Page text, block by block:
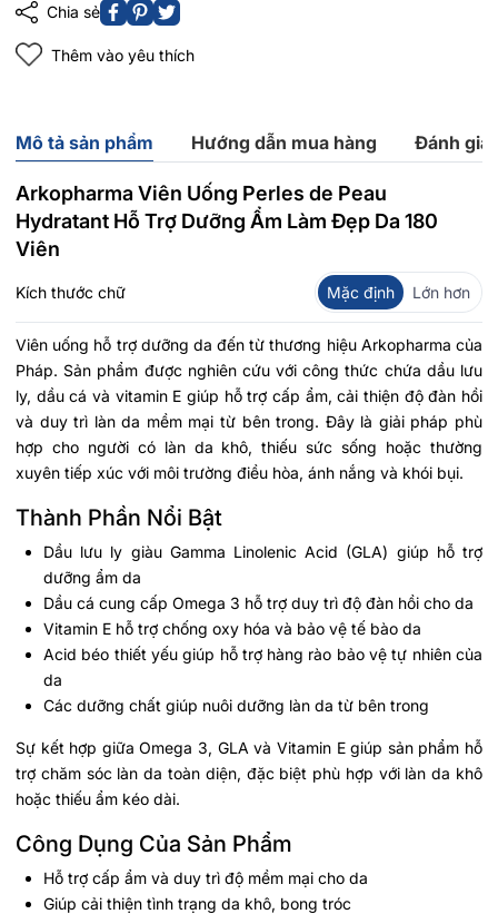
Chia sẻ
Thêm vào yêu thích
Mô tả sản phẩm Hướng dẫn mua hàng Đánh giá
Arkopharma Viên Uống Perles de Peau
Hydratant Hỗ Trợ Dưỡng Ẩm Làm Đẹp Da 180
Viên
Kích thước chữ Mặc định Lớn hơn
Viên uống hỗ trợ dưỡng da đến từ thương hiệu Arkopharma của
Pháp. Sản phẩm được nghiên cứu với công thức chứa dầu lưu
ly, dầu cá và vitamin E giúp hỗ trợ cấp ẩm, cải thiện độ đàn hồi
và duy trì làn da mềm mại từ bên trong. Đây là giải pháp phù
hợp cho người có làn da khô, thiếu sức sống hoặc thường
xuyên tiếp xúc với môi trường điều hòa, ánh nắng và khói bụi.
Thành Phần Nổi Bật
Dầu lưu ly giàu Gamma Linolenic Acid (GLA) giúp hỗ trợ
dưỡng ẩm da
Dầu cá cung cấp Omega 3 hỗ trợ duy trì độ đàn hồi cho da
Vitamin E hỗ trợ chống oxy hóa và bảo vệ tế bào da
Acid béo thiết yếu giúp hỗ trợ hàng rào bảo vệ tự nhiên của
da
Các dưỡng chất giúp nuôi dưỡng làn da từ bên trong
Sự kết hợp giữa Omega 3, GLA và Vitamin E giúp sản phẩm hỗ
trợ chăm sóc làn da toàn diện, đặc biệt phù hợp với làn da khô
hoặc thiếu ẩm kéo dài.
Công Dụng Của Sản Phẩm
Hỗ trợ cấp ẩm và duy trì độ mềm mại cho da
Giúp cải thiện tình trạng da khô, bong tróc